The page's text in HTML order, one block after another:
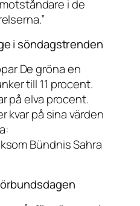
i de
i söndagstrenden
De gröna en
till 11 procent.
på elva procent.
kvar på sina värden
Bündnis Sahra